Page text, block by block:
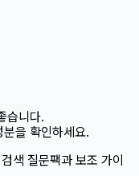
습니다.
을 확인하세요.
검색 질문팩과 보조 가이